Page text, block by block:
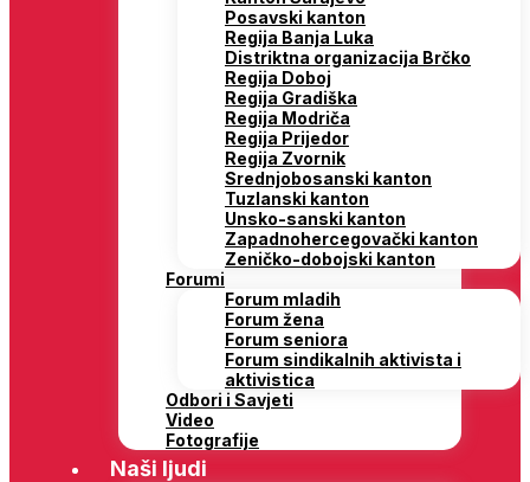
Posavski kanton
Regija Banja Luka
Distriktna organizacija Brčko
Regija Doboj
Regija Gradiška
Regija Modriča
Regija Prijedor
Regija Zvornik
Srednjobosanski kanton
Tuzlanski kanton
Unsko-sanski kanton
Zapadnohercegovački kanton
Zeničko-dobojski kanton
Forumi
Forum mladih
Forum žena
Forum seniora
Forum sindikalnih aktivista i
aktivistica
Odbori i Savjeti
Video
Fotografije
Naši ljudi